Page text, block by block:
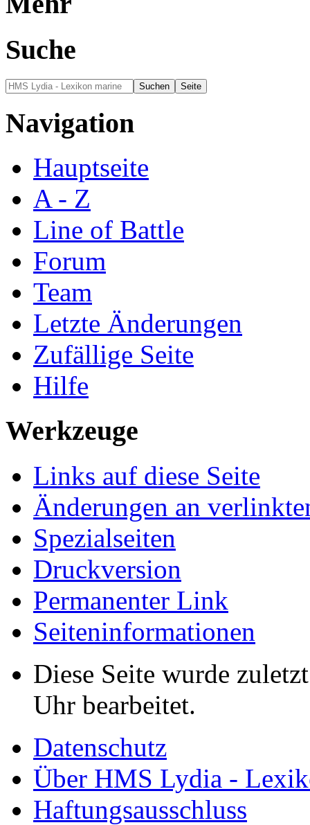
Suche
Navigation
Hauptseite
A - Z
Line of Battle
Forum
Team
Letzte Änderungen
Zufällige Seite
Hilfe
Werkzeuge
Links auf diese Seite
Änderungen an
Spezialseiten
Druckversion
Permanenter Link
Seiten­informationen
Diese Seite wurde
Uhr bearbeitet.
Datenschutz
Über HMS Lydia -
Haftungsausschluss